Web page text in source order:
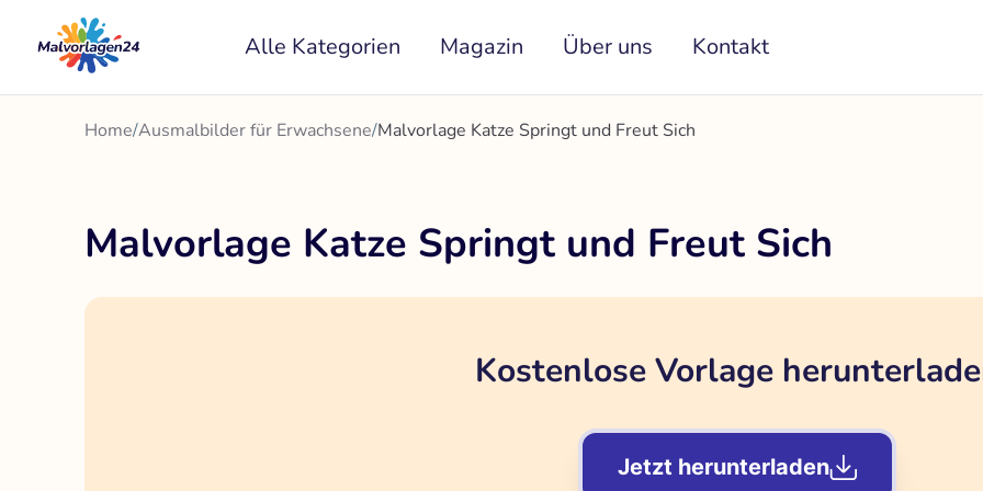
Inhalt
springen
Alle Kategorien Magazin Über uns Kontakt
Home/Ausmalbilder für Erwachsene/Malvorlage Katze Springt und Freut Sich
Malvorlage Katze Springt und Freut Sich
Kostenlose Vorlage
Jetzt herunterladen